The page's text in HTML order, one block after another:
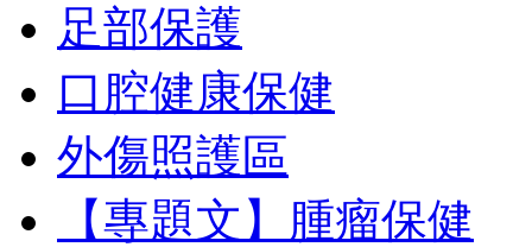
足部保護
口腔健康保健
外傷照護區
【專題文】腫瘤保健